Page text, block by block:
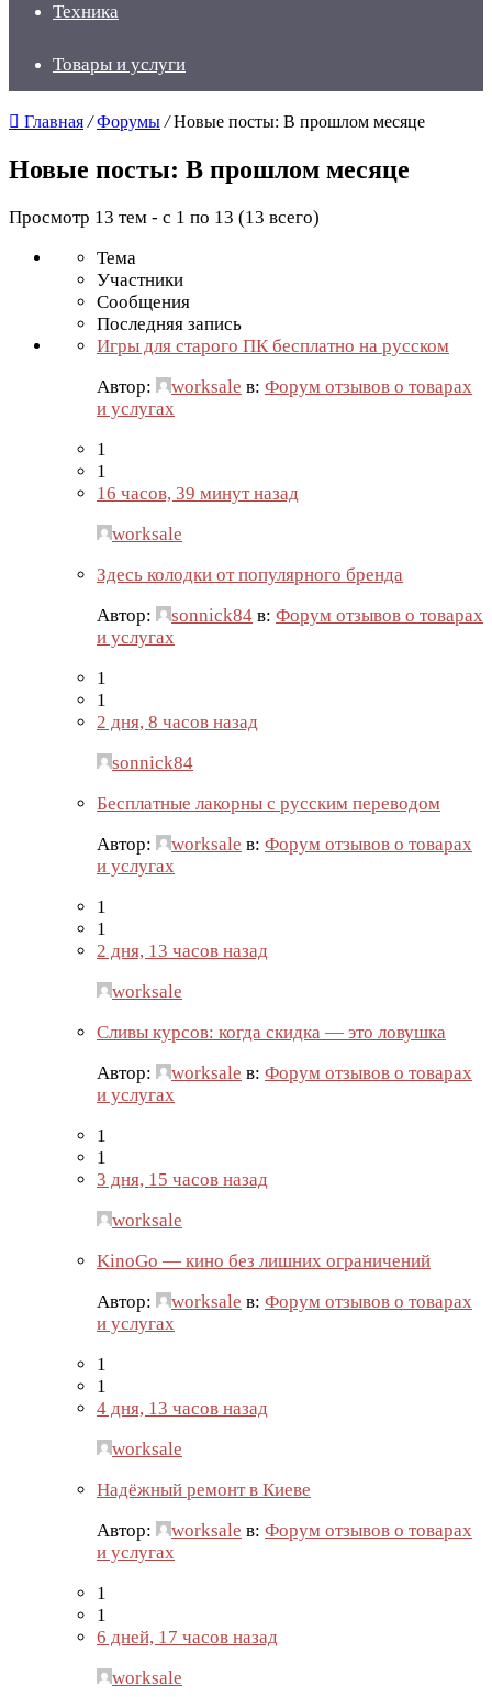
Техника
Товары и услуги
Главная / Форумы / Новые посты: В прошлом месяце
Новые посты: В прошлом месяце
Просмотр 13 тем - с 1 по 13 (13 всего)
Тема
Участники
Сообщения
Последняя запись
Игры для старого ПК бесплатно на русском
Автор:
worksale в: Форум отзывов о товарах
и услугах
1
1
16 часов, 39 минут назад
worksale
Здесь колодки от популярного бренда
Автор:
sonnick84 в: Форум отзывов о товарах
и услугах
1
1
2 дня, 8 часов назад
sonnick84
Бесплатные лакорны с русским переводом
Автор:
worksale в: Форум отзывов о товарах
и услугах
1
1
2 дня, 13 часов назад
worksale
Сливы курсов: когда скидка — это ловушка
Автор:
worksale в: Форум отзывов о товарах
и услугах
1
1
3 дня, 15 часов назад
worksale
KinoGo — кино без лишних ограничений
Автор:
worksale в: Форум отзывов о товарах
и услугах
1
1
4 дня, 13 часов назад
worksale
Надёжный ремонт в Киеве
Автор:
worksale в: Форум отзывов о товарах
и услугах
1
1
6 дней, 17 часов назад
worksale